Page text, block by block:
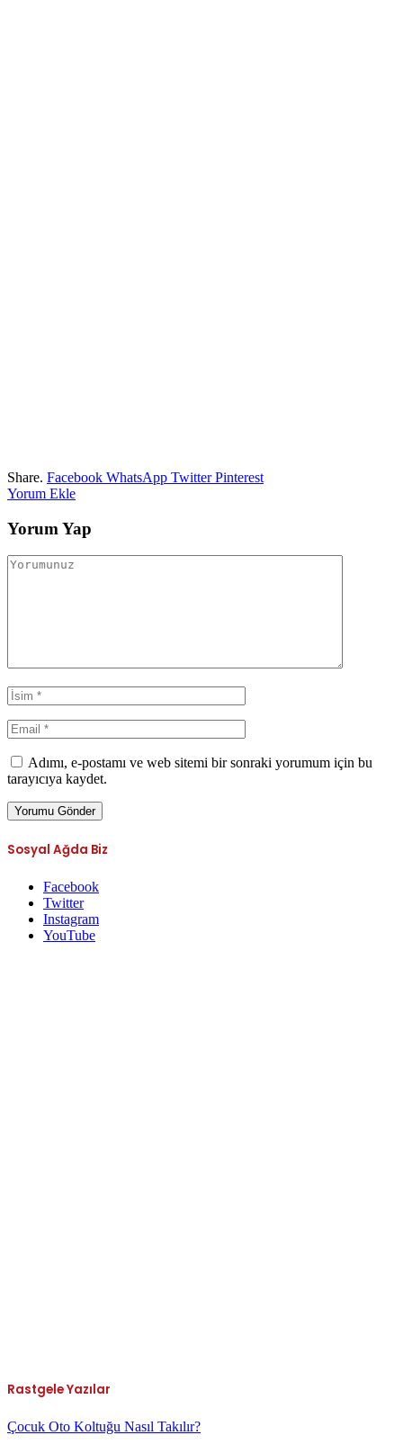
Share. Facebook WhatsApp Twitter Pinterest
Yorum Ekle
Yorum Yap
Adımı, e-postamı ve web sitemi bir sonraki yorumum için bu
tarayıcıya kaydet.
Sosyal Ağda Biz
Facebook
Twitter
Instagram
YouTube
Rastgele Yazılar
Çocuk Oto Koltuğu Nasıl Takılır?